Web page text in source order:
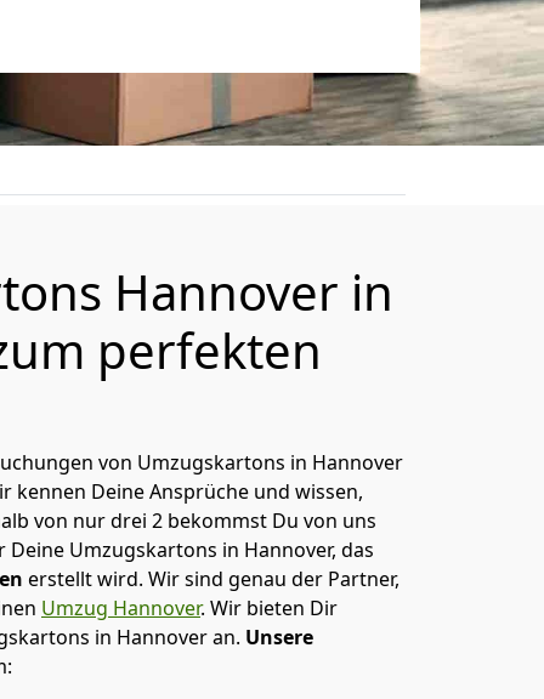
Hannover in
perfekten
von Umzugskartons in Hannover
kennen Deine Ansprüche und wissen,
von nur drei 2 bekommst Du von uns
Umzugskartons in Hannover, das
erstellt wird. Wir sind genau der Partner,
Umzug Hannover. Wir bieten Dir
in Hannover an. Unsere